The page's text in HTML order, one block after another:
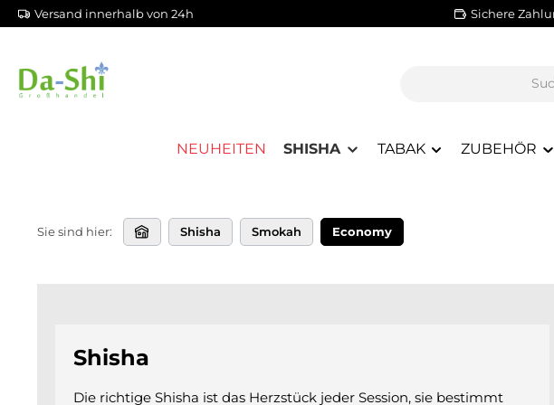
Hauptinhalt springen
Zur Suche springen
Zur Hauptnavigation springen
Versand innerhalb von 24h Sichere
NEUHEITEN SHISHA TABAK ZUBEHÖR
Sie sind hier: Shisha Smokah Economy
Shisha
Die richtige Shisha ist das Herzstück jeder Session, sie bestimmt